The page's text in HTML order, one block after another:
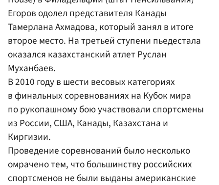
Егоров одолел представителя Канады
Тамерлана Ахмадова, который занял в итоге
второе место. На третьей ступени пьедестала
оказался казахстанский атлет Руслан
Муханбаев.
В 2010 году в шести весовых категориях
в финальных соревнованиях на Кубок мира
по рукопашному бою участвовали спортсмены
из России, США, Канады, Казахстана и
Киргизии.
Проведение соревнований было несколько
омрачено тем, что большинству российских
спортсменов не были выданы американские